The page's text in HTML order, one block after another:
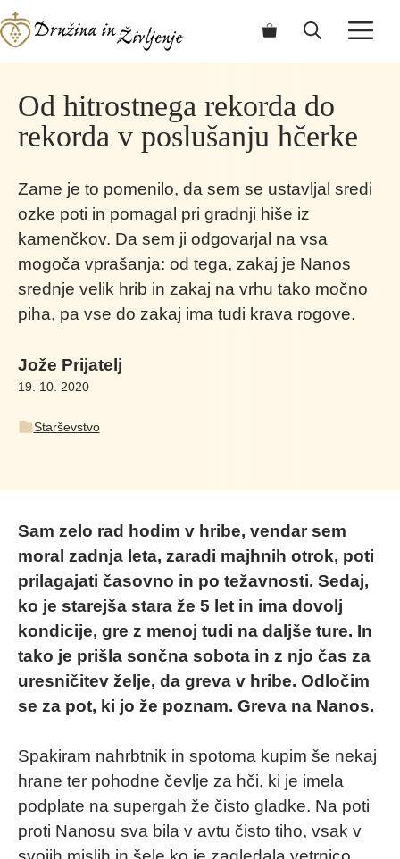
Skip
to
Od hitrostnega rekorda do
rekorda v poslušanju hčerke
Zame je to pomenilo, da sem se ustavljal sredi
ozke poti in pomagal pri gradnji hiše iz
kamenčkov. Da sem ji odgovarjal na vsa
mogoča vprašanja: od tega, zakaj je Nanos
srednje velik hrib in zakaj na vrhu tako močno
piha, pa vse do zakaj ima tudi krava rogove.
Jože Prijatelj
19. 10. 2020
Starševstvo
Sam zelo rad hodim v hribe, vendar sem
moral zadnja leta, zaradi majhnih otrok, poti
prilagajati časovno in po težavnosti. Sedaj,
ko je starejša stara že 5 let in ima dovolj
kondicije, gre z menoj tudi na daljše ture. In
tako je prišla sončna sobota in z njo čas za
uresničitev želje, da greva v hribe. Odločim
se za pot, ki jo že poznam. Greva na Nanos.
Spakiram nahrbtnik in spotoma kupim še nekaj
hrane ter pohodne čevlje za hči, ki je imela
podplate na supergah že čisto gladke. Na poti
proti Nanosu sva bila v avtu čisto tiho, vsak v